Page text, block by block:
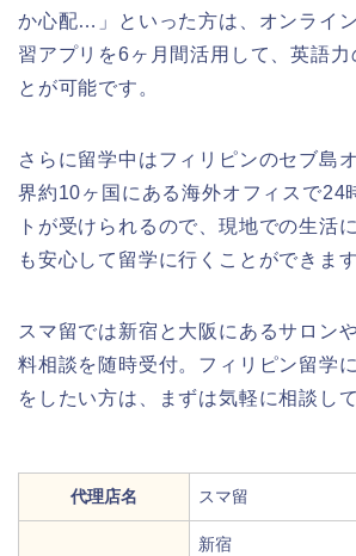
か心配…」といった方は、オンライ
習アプリを6ヶ月間活用して、英語力
とが可能です。
さらに留学中はフィリピンのセブ島
界約10ヶ国にある海外オフィスで24
トが受けられるので、現地での生活
も安心して留学に行くことができます
スマ留では新宿と大阪にあるサロン
料相談を随時受付。フィリピン留学
をしたい方は、まずは気軽に相談し
代理店名 スマ留
新宿